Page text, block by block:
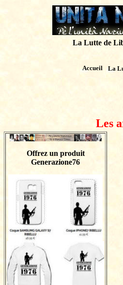
La Lutte de
Accueil La
Les
Offrez un produit
Generazione76